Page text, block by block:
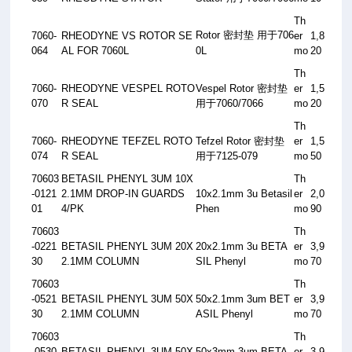
7060-
064
RHEODYNE VS ROTOR SE
AL FOR 7060L
Rotor 密封垫 用于706
0L
Th
er
mo
1,8
20
7060-
070
RHEODYNE VESPEL ROTO
R SEAL
Vespel Rotor 密封垫
用于7060/7066
Th
er
mo
1,5
20
7060-
074
RHEODYNE TEFZEL ROTO
R SEAL
Tefzel Rotor 密封垫
用于7125-079
Th
er
mo
1,5
50
70603
-0121
01
BETASIL PHENYL 3UM 10X
2.1MM DROP-IN GUARDS
4/PK
10x2.1mm 3u Betasil
Phen
Th
er
mo
2,0
90
70603
-0221
30
BETASIL PHENYL 3UM 20X
2.1MM COLUMN
20x2.1mm 3u BETA
SIL Phenyl
Th
er
mo
3,9
70
70603
-0521
30
BETASIL PHENYL 3UM 50X
2.1MM COLUMN
50x2.1mm 3um BET
ASIL Phenyl
Th
er
mo
3,9
70
70603
Th